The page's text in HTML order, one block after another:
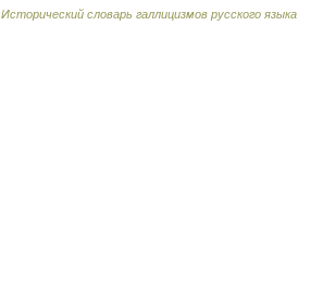
Исторический словарь галлицизмов русского языка